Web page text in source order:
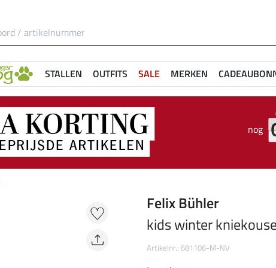
STALLEN OUTFITS SALE MERKEN
nog
Felix Bühler
kids winter
Artikelnr.: 681106-M-NV